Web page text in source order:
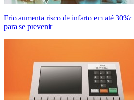
Frio aumenta risco de infarto em até
para se prevenir